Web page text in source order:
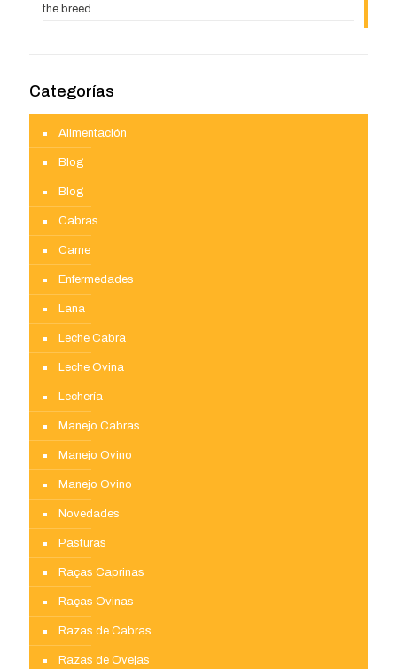
the breed
Categorías
Alimentación
Blog
Blog
Cabras
Carne
Enfermedades
Lana
Leche Cabra
Leche Ovina
Lechería
Manejo Cabras
Manejo Ovino
Manejo Ovino
Novedades
Pasturas
Raças Caprinas
Raças Ovinas
Razas de Cabras
Razas de Ovejas